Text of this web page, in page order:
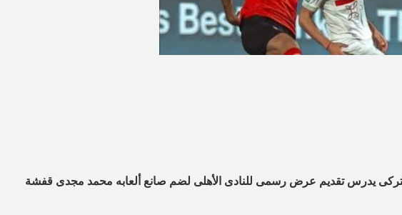
يدرس تقديم عرض رسمى للنادى الأهلى لضم صانع ألعابه محمد مجدى قفشة